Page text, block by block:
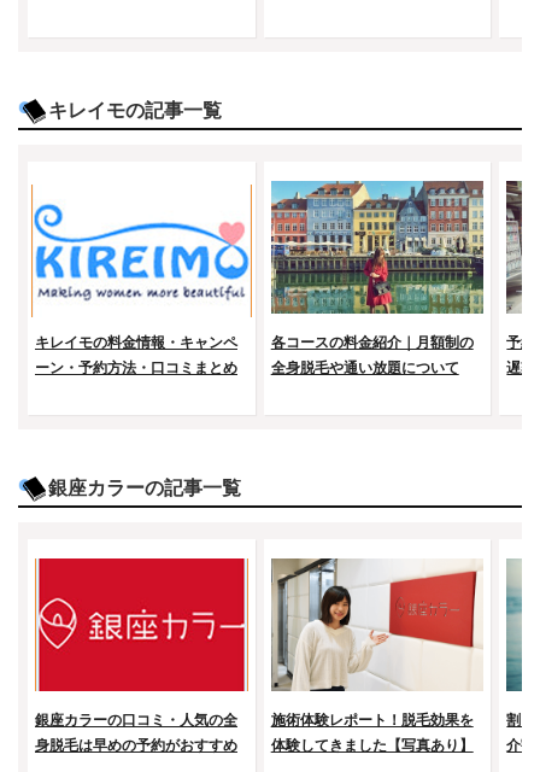
キレイモの記事一覧
キレイモの料金情報・キャンペ
ーン・予約方法・口コミまとめ
各コースの料金紹介｜月額制の
全身脱毛や通い放題について
予約
遅刻
銀座カラーの記事一覧
銀座カラーの口コミ・人気の全
身脱毛は早めの予約がおすすめ
施術体験レポート！脱毛効果を
体験してきました【写真あり】
割引
介割